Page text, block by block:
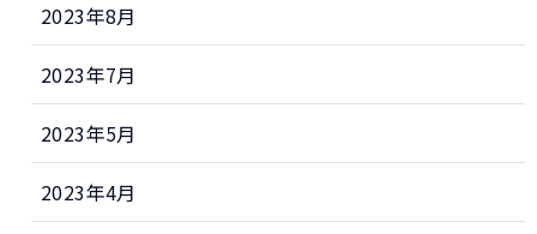
2023年8月
2023年7月
2023年5月
2023年4月